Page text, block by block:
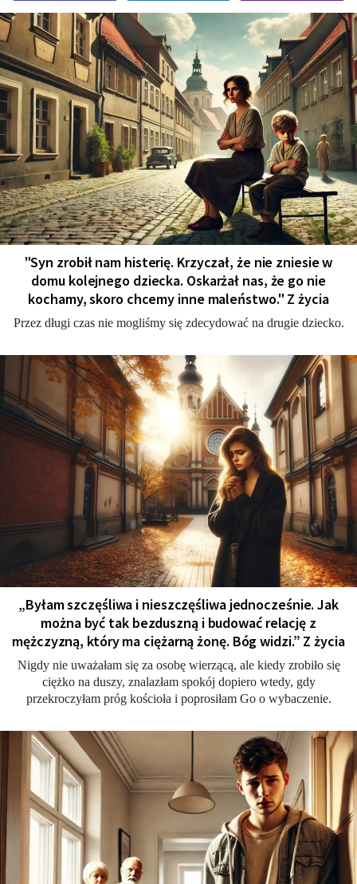
"Syn zrobił nam histerię. Krzyczał, że nie zniesie w
domu kolejnego dziecka. Oskarżał nas, że go nie
kochamy, skoro chcemy inne maleństwo." Z życia
Przez długi czas nie mogliśmy się zdecydować na drugie dziecko.
„Byłam szczęśliwa i nieszczęśliwa jednocześnie. Jak
można być tak bezduszną i budować relację z
mężczyzną, który ma ciężarną żonę. Bóg widzi.” Z życia
Nigdy nie uważałam się za osobę wierzącą, ale kiedy zrobiło się
ciężko na duszy, znalazłam spokój dopiero wtedy, gdy
przekroczyłam próg kościoła i poprosiłam Go o wybaczenie.